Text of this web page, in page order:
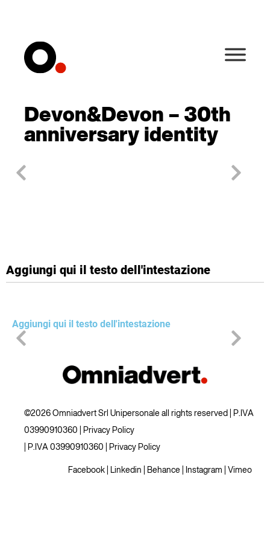
Devon&Devon – 30th
anniversary identity
Aggiungi qui il testo dell'intestazione
Aggiungi qui il testo dell'intestazione
©2026 Omniadvert Srl Unipersonale all rights reserved | P.IVA
03990910360 |
Privacy Policy
| P.IVA 03990910360 |
Privacy Policy
Facebook Linkedin Behance Instagram Vimeo